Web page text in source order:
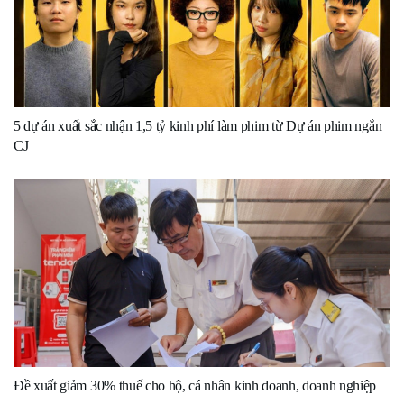
5 dự án xuất sắc nhận 1,5 tỷ kinh phí làm phim từ Dự án phim ngắn
CJ
Đề xuất giảm 30% thuế cho hộ, cá nhân kinh doanh, doanh nghiệp